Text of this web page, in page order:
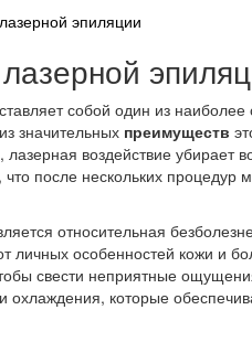
эпиляции
собой один из
значительных преимуществ
воздействие убирает
после нескольких
относительная
личных особенностей кожи и
свести неприятные
которые